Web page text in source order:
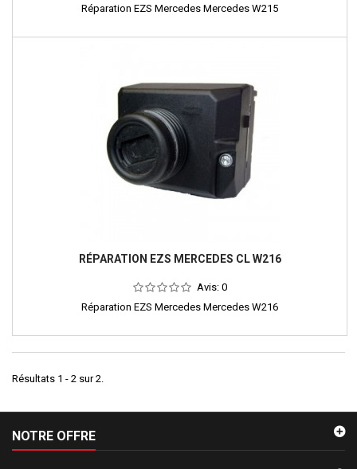
Réparation EZS Mercedes Mercedes W215
RÉPARATION EZS MERCEDES CL W216
Avis: 0
Réparation EZS Mercedes Mercedes W216
Résultats 1 - 2 sur 2.
NOTRE OFFRE